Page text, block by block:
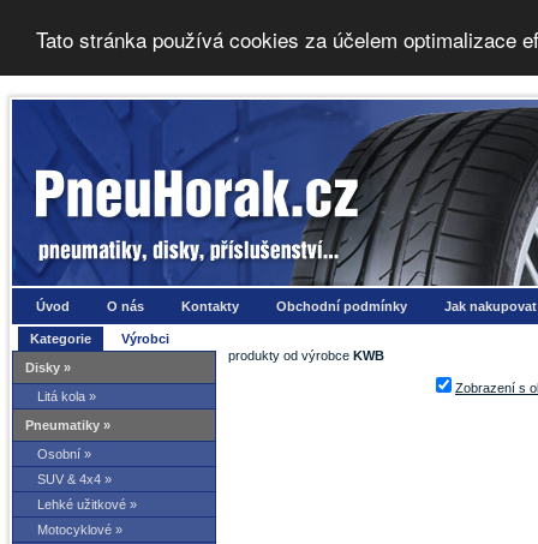
Tato stránka používá cookies za účelem optimalizace
Úvod O nás Kontakty Obchodní podmínky Jak nakupovat
Kategorie
Výrobci
Disky »
Litá kola »
Pneumatiky »
Osobní »
SUV & 4x4 »
Lehké užitkové »
Motocyklové »
produkty od výrobce KWB
Zobrazení s